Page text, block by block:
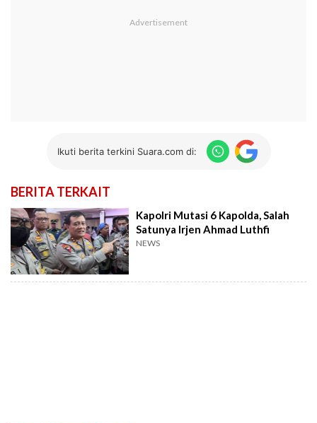
Ikuti berita terkini Suara.com di:
BERITA TERKAIT
Kapolri Mutasi 6 Kapolda, Salah
Satunya Irjen Ahmad Luthfi
NEWS